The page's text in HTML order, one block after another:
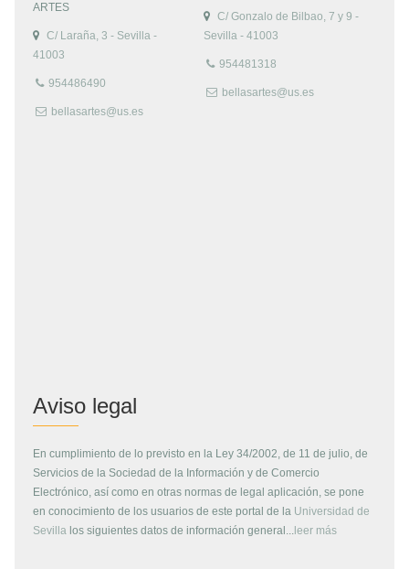
ARTES
C/ Laraña, 3 - Sevilla -
41003
954486490
bellasartes@us.es
C/ Gonzalo de Bilbao, 7 y 9 -
Sevilla - 41003
954481318
bellasartes@us.es
Aviso legal
En cumplimiento de lo previsto en la Ley 34/2002, de 11 de julio, de
Servicios de la Sociedad de la Información y de Comercio
Electrónico, así como en otras normas de legal aplicación, se pone
en conocimiento de los usuarios de este portal de la Universidad de
Sevilla los siguientes datos de información general... leer más